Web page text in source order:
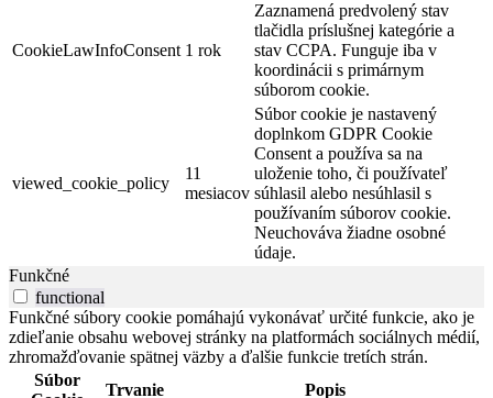
CookieLawInfoConsent 1 rok
Zaznamená predvolený stav
tlačidla príslušnej kategórie a
stav CCPA. Funguje iba v
koordinácii s primárnym
súborom cookie.
viewed_cookie_policy
11
mesiacov
Súbor cookie je nastavený
doplnkom GDPR Cookie
Consent a používa sa na
uloženie toho, či používateľ
súhlasil alebo nesúhlasil s
používaním súborov cookie.
Neuchováva žiadne osobné
údaje.
Funkčné
functional
Funkčné súbory cookie pomáhajú vykonávať určité funkcie, ako je
zdieľanie obsahu webovej stránky na platformách sociálnych médií,
zhromažďovanie spätnej väzby a ďalšie funkcie tretích strán.
Súbor
Trvanie Popis